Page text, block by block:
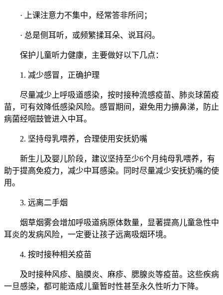
· 上课注意力不集中，经常答非所问；
· 总是侧耳听，或频繁揉耳朵、说耳闷。
保护儿童听力健康，主要做好以下几点：
1. 减少感冒，正确护理
尽量减少上呼吸道感染，按时接种流感疫苗、肺炎球菌疫
苗，可有效降低感染风险。感冒期间，避免用力擤鼻涕，防止
病菌经咽鼓管进入中耳。
2. 坚持母乳喂养，合理使用安抚奶嘴
新生儿及婴儿阶段，建议坚持至少6个月纯母乳喂养，有
助于提高免疫力，减少中耳感染。同时尽量减少安抚奶嘴的使
用。
3. 远离二手烟
烟草烟雾会增加呼吸道病原体数量，显著提高儿童急性中
耳炎的发病风险，一定要让孩子远离吸烟环境。
4. 按时接种相关疫苗
及时接种风疹、脑膜炎、麻疹、腮腺炎等疫苗。这些疾病
一旦感染，都可能造成儿童暂时性甚至永久性听力下降。